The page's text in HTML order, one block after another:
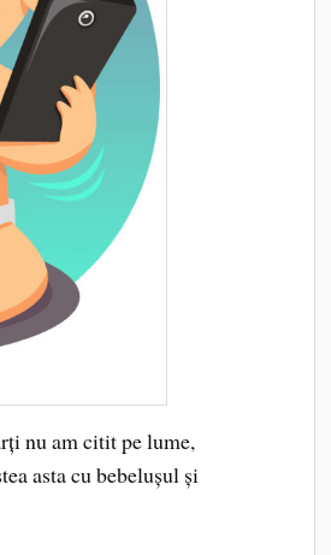
nu am citit pe lume,
asta cu bebelușul și